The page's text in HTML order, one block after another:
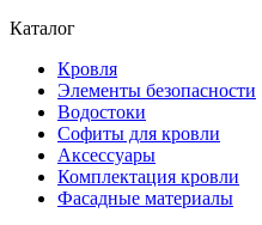
Каталог
Кровля
Элементы безопасности
Водостоки
Софиты для кровли
Аксессуары
Комплектация кровли
Фасадные материалы